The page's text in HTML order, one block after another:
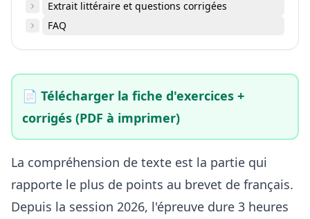
Extrait littéraire et questions corrigées
FAQ
📄 Télécharger la fiche d'exercices +
corrigés (PDF à imprimer)
La compréhension de texte est la partie qui
rapporte le plus de points au brevet de français.
Depuis la session 2026, l'épreuve dure 3 heures